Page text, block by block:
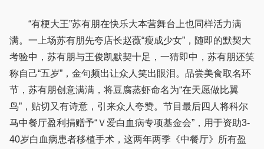
“有梗大王”苏有朋在快乐大本营舞台上也同样活力满
满。一上场苏有朋先夸店长赵薇“瘦成少女”，随即的默契大
考验中，苏有朋与王俊凯默契十足，一猜即中，苏有朋还笑
称自己“五岁”，金句频出让众人笑出眼泪。品尝美食取名环
节，苏有朋创意满满，将豆腐蒸虾命名为“在天愿做比翼
鸟”，贴切又有诗意，引来众人夸赞。节目最后四人将科尔
马中餐厅盈利捐赠予“Ｖ爱白血病专项基金会”，用于资助3-
40岁白血病患者移植手术，这两年两季《中餐厅》所有盈